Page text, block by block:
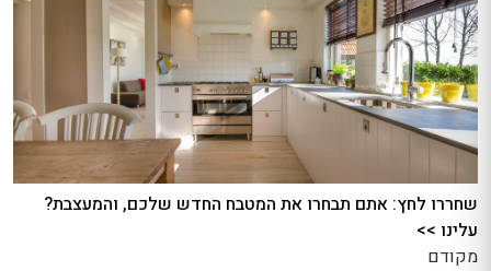
שחררו לחץ: אתם תבחרו את המטבח החדש שלכם, והמעצבת?
עלינו >>
מקודם